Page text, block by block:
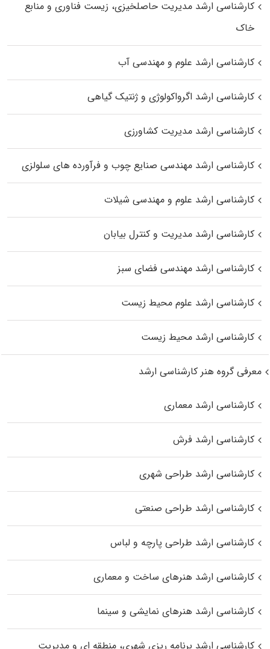
کارشناسی ارشد مدیریت حاصلخیزی، زیست فناوری و منابع
خاک
کارشناسی ارشد علوم و مهندسی آب
کارشناسی ارشد اگرواکولوژی و ژنتیک گیاهی
کارشناسی ارشد مدیریت کشاورزی
کارشناسی ارشد مهندسی صنایع چوب و فرآورده‌ های سلولزی
کارشناسی ارشد علوم و مهندسی شیلات
کارشناسی ارشد مدیریت و کنترل بیابان
کارشناسی ارشد مهندسی فضای سبز
کارشناسی ارشد علوم محیط‌ زیست
کارشناسی ارشد محیط زیست
معرفی گروه هنر کارشناسی ارشد
کارشناسی ارشد معماری
کارشناسی ارشد فرش
کارشناسی ارشد طراحی شهری
کارشناسی ارشد طراحی صنعتی
کارشناسی ارشد طراحی پارچه و لباس
کارشناسی ارشد هنرهای ساخت و معماری
کارشناسی ارشد هنرهای نمایشی و سینما
کارشناسی ارشد برنامه ریزی شهری، منطقه‌ ای و مدیریت